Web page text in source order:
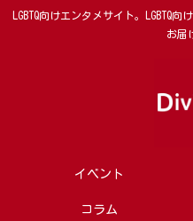
LGBTQ向けエンタメサイト。LGBTQ
お届
イベント
コラム